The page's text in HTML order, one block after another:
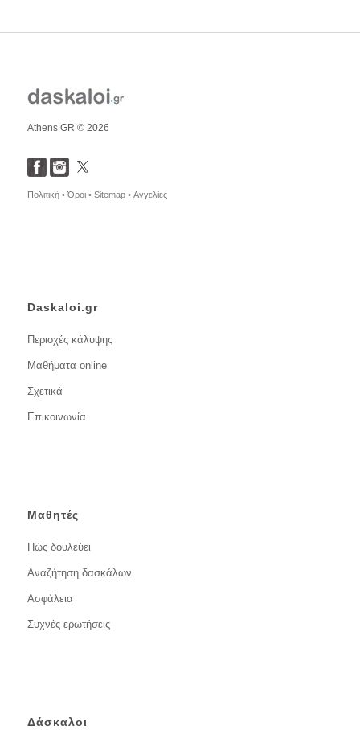
Athens GR © 2026
Πολιτική •Όροι • Sitemap • Αγγελίες
Daskaloi.gr
Περιοχές κάλυψης
Μαθήματα online
Σχετικά
Επικοινωνία
Μαθητές
Πώς δουλεύει
Αναζήτηση δασκάλων
Ασφάλεια
Συχνές ερωτήσεις
Δάσκαλοι